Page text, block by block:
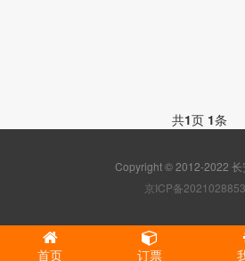
共1页 1条
Copyright © 2012-2022 长
京ICP备
首页 订票